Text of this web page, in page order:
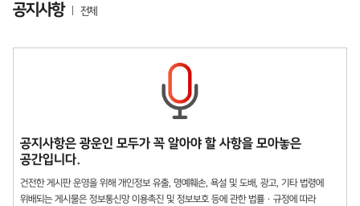
공지사항 전체
공지사항은 광운인 모두가 꼭 알아야 할 사항을 모아놓은
공간입니다.
건전한 게시판 운영을 위해 개인정보 유출, 명예훼손, 욕설 및 도배, 광고, 기타 법령에
위배되는 게시물은 정보통신망 이용촉진 및 정보보호 등에 관한 법률 · 규정에 따라